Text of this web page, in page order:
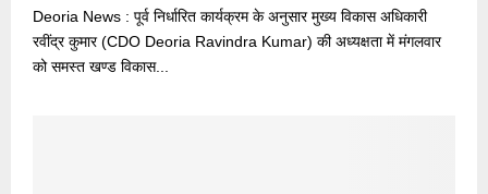
Deoria News : पूर्व निर्धारित कार्यक्रम के अनुसार मुख्य विकास अधिकारी
रवींद्र कुमार (CDO Deoria Ravindra Kumar) की अध्यक्षता में मंगलवार
को समस्त खण्ड विकास...